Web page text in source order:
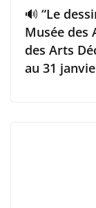
🔊 “Le
Musée des
des Arts
au 31